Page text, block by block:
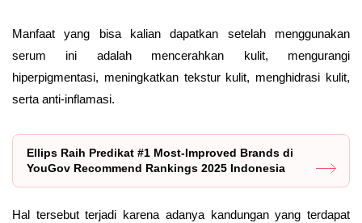
Manfaat yang bisa kalian dapatkan setelah menggunakan
serum ini adalah mencerahkan kulit, mengurangi
hiperpigmentasi, meningkatkan tekstur kulit, menghidrasi kulit,
serta anti-inflamasi.
Ellips Raih Predikat #1 Most-Improved Brands di
YouGov Recommend Rankings 2025 Indonesia
Hal tersebut terjadi karena adanya kandungan yang terdapat